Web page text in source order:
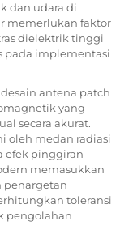
dan udara di
memerlukan faktor
dielektrik tinggi
pada implementasi
antena patch
yang
secara akurat.
oleh medan radiasi
efek pinggiran
memasukkan
penargetan
toleransi
pengolahan